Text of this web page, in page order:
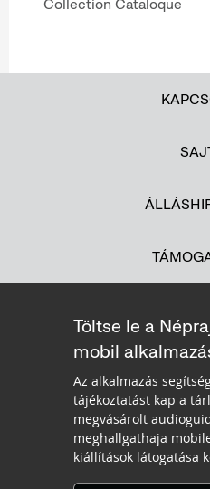
Collection Cataloque
Töltse le a
mobil
Az alkalmazás
tájékoztatást kap a
megvásárolt
meghallgathaja
kiállítások látogatása